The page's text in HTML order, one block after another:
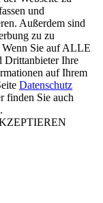
und
Außerdem sind
zu zu
Wenn Sie auf ALLE
Ihre
auf Ihrem
Datenschutz
finden Sie auch